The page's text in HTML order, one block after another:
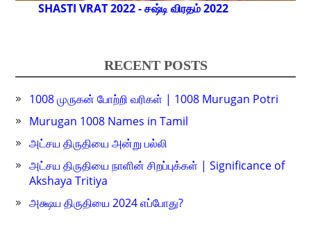
SHASTI VRAT 2022 - சஷ்டி விரதம் 2022
RECENT POSTS
1008 முருகன் போற்றி வரிகள் | 1008 Murugan Potri
Murugan 1008 Names in Tamil
அட்சய திருதியை அன்று பல்லி
அட்சய திருதியை நாளின் சிறப்புக்கள் | Significance of
Akshaya Tritiya
அக்ஷய திருதியை 2024 எப்போது?